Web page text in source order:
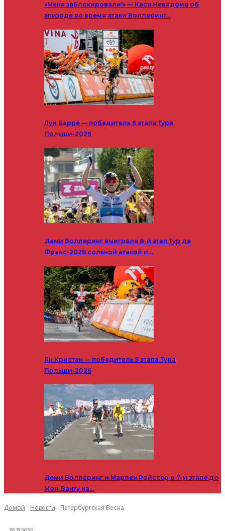
«Меня заблокировали!» — Кася Невядома об
эпизоде во время атаки Воллеринг…
Луи Барре — победитель 6 этапа Тура
Польши-2026
Деми Воллеринг выиграла 8-й этап Тур де
Франс-2026 сольной атакой и…
Ян Кристен — победитель 5 этапа Тура
Польши-2026
Деми Воллеринг и Марлен Ройссер о 7-м этапе до
Мон-Ванту на…
Домой Новости Петербургская Весна